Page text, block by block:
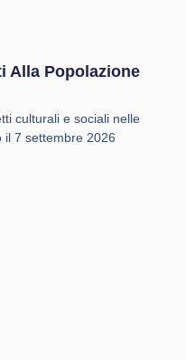
Alla Popolazione
culturali e sociali nelle
il 7 settembre 2026